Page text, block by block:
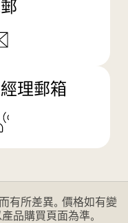
理郵箱
有所差異。價格如有變
品購買頁面為準。